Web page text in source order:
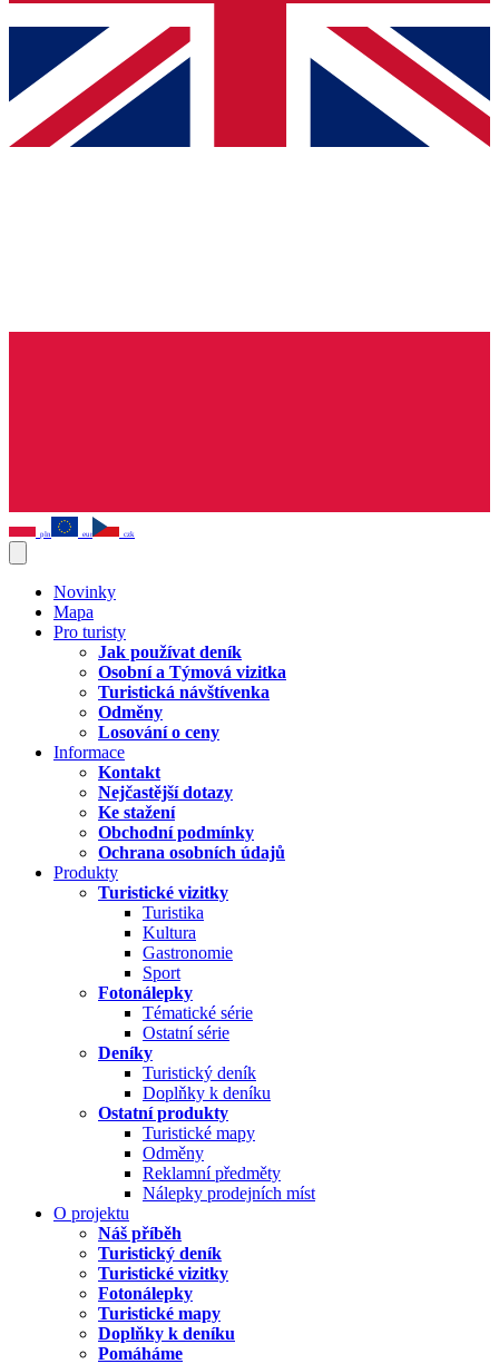
pln eur czk
Novinky
Mapa
Pro turisty
Jak používat deník
Osobní a Týmová vizitka
Turistická návštívenka
Odměny
Losování o ceny
Informace
Kontakt
Nejčastější dotazy
Ke stažení
Obchodní podmínky
Ochrana osobních údajů
Produkty
Turistické vizitky
Turistika
Kultura
Gastronomie
Sport
Fotonálepky
Tématické série
Ostatní série
Deníky
Turistický deník
Doplňky k deníku
Ostatní produkty
Turistické mapy
Odměny
Reklamní předměty
Nálepky prodejních míst
O projektu
Náš příběh
Turistický deník
Turistické vizitky
Fotonálepky
Turistické mapy
Doplňky k deníku
Pomáháme